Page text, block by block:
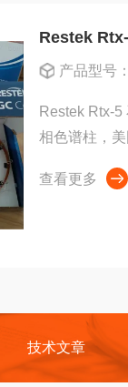
产品型号：
Restek Rtx-
相色谱柱，
融石英
查看更多
技术文章